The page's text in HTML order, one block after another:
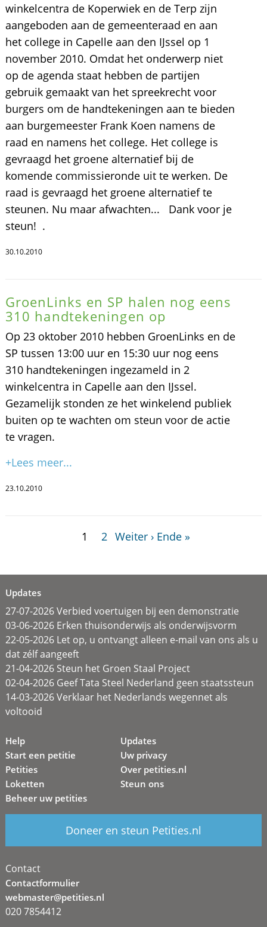
winkelcentra de Koperwiek en de Terp zijn
aangeboden aan de gemeenteraad en aan
het college in Capelle aan den IJssel op 1
november 2010. Omdat het onderwerp niet
op de agenda staat hebben de partijen
gebruik gemaakt van het spreekrecht voor
burgers om de handtekeningen aan te bieden
aan burgemeester Frank Koen namens de
raad en namens het college. Het college is
gevraagd het groene alternatief bij de
komende commissieronde uit te werken. De
raad is gevraagd het groene alternatief te
steunen. Nu maar afwachten... Dank voor je
steun! .
30.10.2010
GroenLinks en SP halen nog eens
310 handtekeningen op
Op 23 oktober 2010 hebben GroenLinks en de
SP tussen 13:00 uur en 15:30 uur nog eens
310 handtekeningen ingezameld in 2
winkelcentra in Capelle aan den IJssel.
Gezamelijk stonden ze het winkelend publiek
buiten op te wachten om steun voor de actie
te vragen.
+Lees meer...
23.10.2010
1 2 Weiter › Ende »
Updates
27-07-2026 Verbied voertuigen bij een demonstratie
03-06-2026 Erken thuisonderwijs als onderwijsvorm
22-05-2026 Let op, u ontvangt alleen e-mail van ons als u
dat zélf aangeeft
21-04-2026 Steun het Groen Staal Project
02-04-2026 Geef Tata Steel Nederland geen staatssteun
14-03-2026 Verklaar het Nederlands wegennet als
voltooid
Help
Start een petitie
Petities
Loketten
Beheer uw petities
Updates
Uw privacy
Over petities.nl
Steun ons
Doneer en steun Petities.nl
Contact
Contactformulier
webmaster@petities.nl
020 7854412